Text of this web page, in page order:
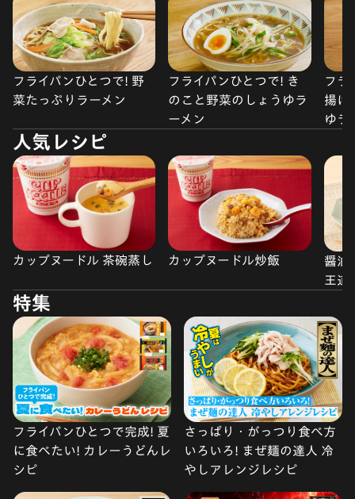
フライパンひとつで! 野
菜たっぷりラーメン
フライパンひとつで! き
のこと野菜のしょうゆラ
ーメン
フラ
揚げ
ゆラ
人気レシピ
カップヌードル 茶碗蒸し カップヌードル炒飯
醤油
王道
特集
フライパンひとつで完成! 夏
に食べたい! カレーうどんレ
シピ
さっぱり・がっつり食べ方
いろいろ! まぜ麺の達人 冷
やしアレンジレシピ